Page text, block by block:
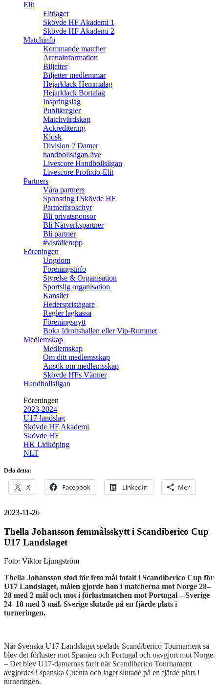
Elit
Elitlaget
Skövde HF Akademi 1
Skövde HF Akademi 2
Matchinfo
Kommande matcher
Arenainformation
Biljetter
Biljetter medlemmar
Hejarklack Hemmalag
Hejarklack Bortalag
Inspringslag
Publikregler
Matchvärdskap
Ackreditering
Kiosk
Division 2 Damer
handbollsligan.live
Livescore Handbollsligan
Livescore Profixio-Elit
Partners
Våra partners
Sponsring i Skövde HF
Partnerbroschyr
Bli privatsponsor
Bli Nätverkspartner
Bli partner
#viställerupp
Föreningen
Ungdom
Föreningsinfo
Styrelse & Organisation
Sportslig organisation
Kansliet
Hederspristagare
Regler lagkassa
Föreningsnytt
Boka Idrottshallen eller Vip-Rummet
Medlemskap
Medlemskap
Om ditt medlemsskap
Ansök om medlemsskap
Skövde HFs Vänner
Handbollsligan
Föreningen
2023-2024
U17-landslag
Skövde HF Akademi
Skövde HF
HK Lidköping
NLT
Dela detta:
X Facebook LinkedIn Mer
2023-11-26
Thella Johansson femmålsskytt i Scandiberico Cup
U17 Landslaget
Foto: Viktor Ljungström
Thella Johansson stod för fem mål totalt i Scandiberico Cup för
U17 Landslaget, målen gjorde hon i matcherna mot Norge 28–
28 med 2 mål och mot i förlustmatchen mot Portugal – Sverige
24–18 med 3 mål. Sverige slutade på en fjärde plats i
turneringen.
När Svenska U17 Landslaget spelade Scandiberico Tournament så
blev det förluster mot Spanien och Portugal och oavgjort mot Norge.
– Det blev U17-damernas facit när Scandiberico Tournament
avgjordes i spanska Cuenta och laget slutade på en fjärde plats i
turneringen.